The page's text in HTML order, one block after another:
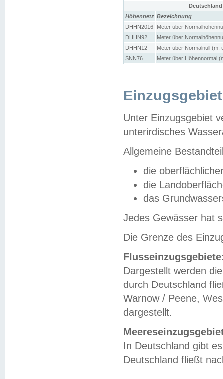
Höhennetz Bezeichnung
DHHN2016
Meter über
DHHN92
Meter über
DHHN12
Meter über Normalnull (m.
SNN76
Meter über Höhennormal
Unter Einzugsgebiet
unterirdisches
Allgemeine
die
die
das
Jedes Gewässer hat
Die Grenze des
Dargestellt werden
durch Deutschland
Warnow / Peene,
dargestellt.
In Deutschland gibt
Deutschland fließt